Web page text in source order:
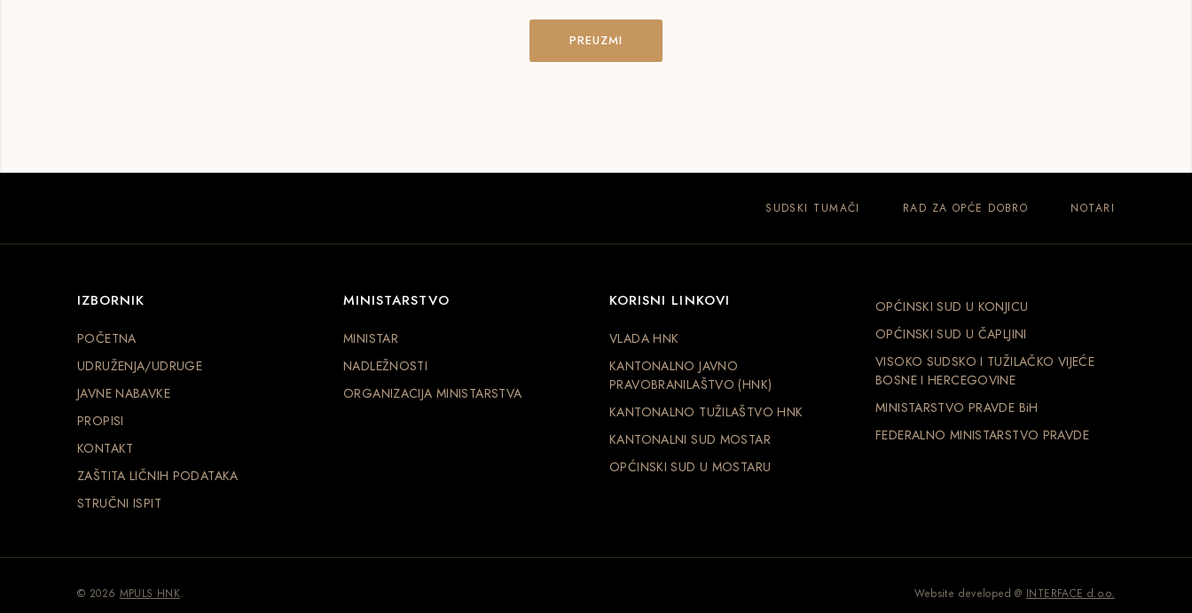
PREUZMI
SUDSKI TUMAČI RAD ZA OPĆE DOBRO NOTARI
IZBORNIK
POČETNA
UDRUŽENJA/UDRUGE
JAVNE NABAVKE
PROPISI
KONTAKT
ZAŠTITA LIČNIH PODATAKA
STRUČNI ISPIT
MINISTARSTVO
MINISTAR
NADLEŽNOSTI
ORGANIZACIJA MINISTARSTVA
KORISNI LINKOVI
VLADA HNK
KANTONALNO JAVNO
PRAVOBRANILAŠTVO (HNK)
KANTONALNO TUŽILAŠTVO HNK
KANTONALNI SUD MOSTAR
OPĆINSKI SUD U MOSTARU
OPĆINSKI SUD U KONJICU
OPĆINSKI SUD U ČAPLJINI
VISOKO SUDSKO I TUŽILAČKO VIJEĆE
BOSNE I HERCEGOVINE
MINISTARSTVO PRAVDE BiH
FEDERALNO MINISTARSTVO PRAVDE
Website developed @ INTERFACE d.o.o.
© 2026 MPULS HNK.